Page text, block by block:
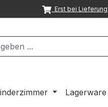
Erst bei
Lagerware